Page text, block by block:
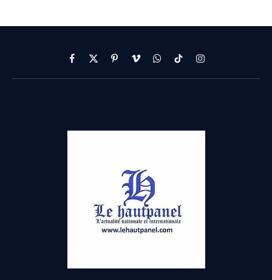
Facebook
X
(Twitter)
PinterestVimeoWhatsApp
TikTokInstagram